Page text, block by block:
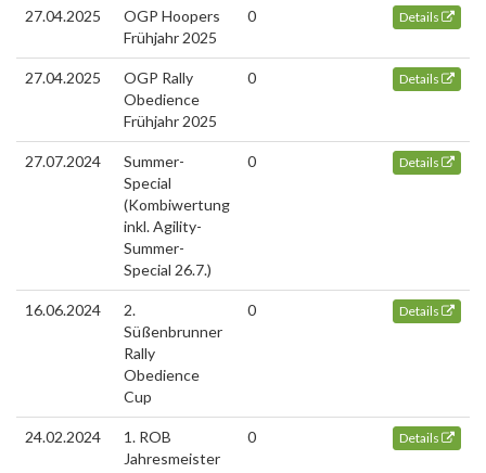
27.04.2025
OGP Hoopers
Frühjahr 2025
0 Details
27.04.2025
OGP Rally
Obedience
Frühjahr 2025
0 Details
27.07.2024
Summer-
Special
(Kombiwertung
inkl. Agility-
Summer-
Special 26.7.)
0 Details
16.06.2024
2.
Süßenbrunner
Rally
Obedience
Cup
0 Details
24.02.2024
1. ROB
Jahresmeister
0 Details